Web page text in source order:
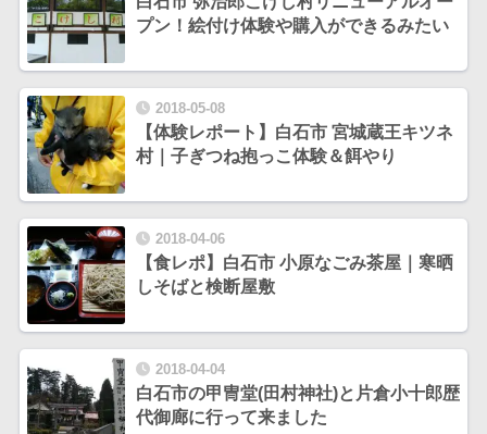
プン！絵付け体験や購入ができるみたい
2018-05-08
【体験レポート】白石市 宮城蔵王キツネ
村｜子ぎつね抱っこ体験＆餌やり
2018-04-06
【食レポ】白石市 小原なごみ茶屋｜寒晒
しそばと検断屋敷
2018-04-04
白石市の甲冑堂(田村神社)と片倉小十郎歴
代御廊に行って来ました